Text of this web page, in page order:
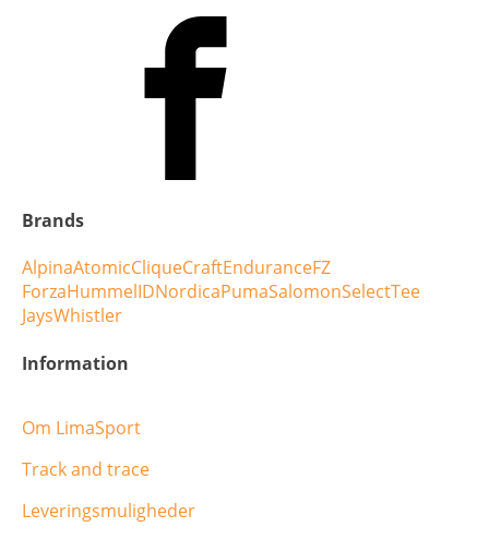
Brands
AlpinaAtomicCliqueCraftEnduranceFZ
ForzaHummelIDNordicaPumaSalomonSelectTee
JaysWhistler
Information
Om LimaSport
Track and trace
Leveringsmuligheder